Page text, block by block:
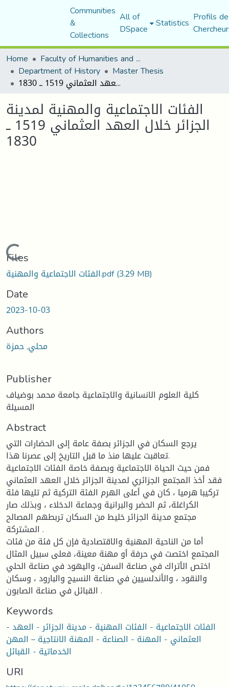
Communities
&
Collections
All of
DSpace Statistics Profils
Home
Faculty of Humanities and Social Sciences
Department of History Master Thesis
الفئات الاجتماعية والمهنية لمدينة الجزائر خلال العهد العثماني 1519 ــ 1830
الفئات الاجتماعية والمهنية لمدينة
الجزائر خلال العهد العثماني 1519 ــ
1830
Loading...
Files
الفئات الاجتماعية والمهنية.pdf(3.29 MB)
Date
2023-10-03
Authors
محلي, حمزة
Publisher
كلية العلوم الانسانية والاجتماعية جامعة محمد بوضياف
المسيلة
Abstract
يرجع السكان في الجزائر بصفة عامة إلى الحضارات التي
تعاقبت عليها منذ ما قبل التاريخ إلى عصرنا هذا.
فمن حيث الحياة الاجتماعية وبصفة خاصة الفئات الاجتماعية
فقد أخذ المجتمع الجزائري لمدينة الجزائر خلال العهد العثماني
تركيبا هرميا ، كان في أعلى الهرم الفئة التركية ثم تليها فئة
الكراغلة، ثم الحضر والبرانية وجماعة الدخلاء ، وبذلك صار
مجتمع مدينة الجزائر خليط من السكان تربطهم المصالح
المشتركة .
أما من الناحية المهنية والاقتصادية فإن كل فئة من فئات
المجتمع اختصت في حرفة أو مهنة معينة، فعلى سبيل المثال
اختص الأتراك في صناعة السفن، واليهود في صناعة الحلي
والنقود ، والأندلسيين في صناعة النسيج والبارود ، وسكان
القبائل في صناعة الصابون .
Keywords
- الفئات الاجتماعية - الفئات المهنية - مدينة الجزائر - العهد
العثماني - المهنة - الصناعة - المهنة الانتاجية – المهن
الخدماتية - القبائل
URI